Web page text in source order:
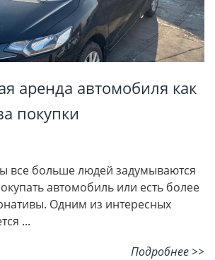
аренда автомобиля как
покупки
все больше людей задумываются
автомобиль или есть более
Одним из интересных
...
Подробнее >>